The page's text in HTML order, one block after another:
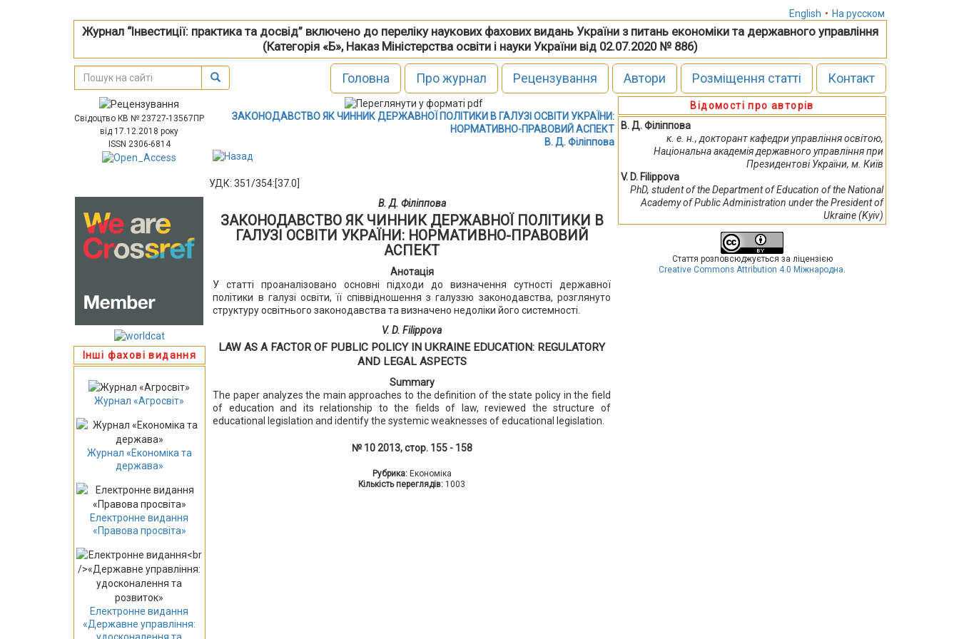
English • На русском
Журнал “Інвестиції: практика та досвід” включено до переліку наукових фахових видань України з питань економіки та державного управління
(Категорія «Б», Наказ Міністерства освіти і науки України від 02.07.2020 № 886)
Головна Про журнал Рецензування Автори Розміщення статті Контакт
Свідоцтво КВ № 23727-13567ПР
від 17.12.2018 року
ISSN 2306-6814
Інші фахові видання
Журнал «Агросвіт»
Журнал «Економіка та
держава»
Електронне видання
«Правова просвіта»
Електронне видання
«Державне управління:
ЗАКОНОДАВСТВО ЯК ЧИННИК ДЕРЖАВНОЇ ПОЛІТИКИ В ГАЛУЗІ ОСВІТИ УКРАЇНИ:
НОРМАТИВНО-ПРАВОВИЙ АСПЕКТ
В. Д. Філіппова
УДК: 351/354:[37.0]
В. Д. Філіппова
ЗАКОНОДАВСТВО ЯК ЧИННИК ДЕРЖАВНОЇ ПОЛІТИКИ В
ГАЛУЗІ ОСВІТИ УКРАЇНИ: НОРМАТИВНО-ПРАВОВИЙ
АСПЕКТ
Анотація
У статті проаналізовано основні підходи до визначення сутності державної
політики в галузі освіти, її співвідношення з галуззю законодавства, розглянуто
структуру освітнього законодавства та визначено недоліки його системності.
V. D. Filippova
LAW AS A FACTOR OF PUBLIC POLICY IN UKRAINE EDUCATION: REGULATORY
AND LEGAL ASPECTS
Summary
The paper analyzes the main approaches to the definition of the state policy in the field
of education and its relationship to the fields of law, reviewed the structure of
educational legislation and identify the systemic weaknesses of educational legislation.
№ 10 2013, стор. 155 - 158
Рубрика: Економіка
Кількість переглядів: 1003
Відомості про авторів
В. Д. Філіппова
к. е. н., докторант кафедри управління освітою,
Національна академія державного управління при
Президентові України, м. Київ
V. D. Filippova
PhD, student of the Department of Education of the National
Academy of Public Administration under the President of
Ukraine (Kyiv)
Стаття розповсюджується за ліцензією
Creative Commons Attribution 4.0 Міжнародна.